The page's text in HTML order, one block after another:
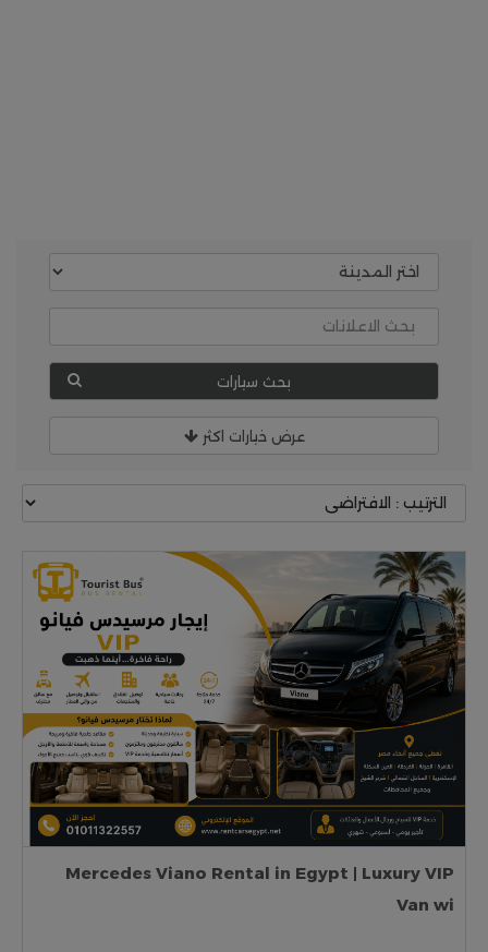
بحث سيارات
عرض خيارات اكثر
Mercedes Viano Rental in Egypt | Luxury VIP
Van wi